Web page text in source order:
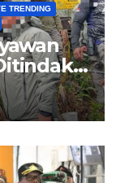
TRENDING